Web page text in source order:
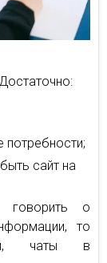
потребности;
сайт на
говорить о
то
чаты в